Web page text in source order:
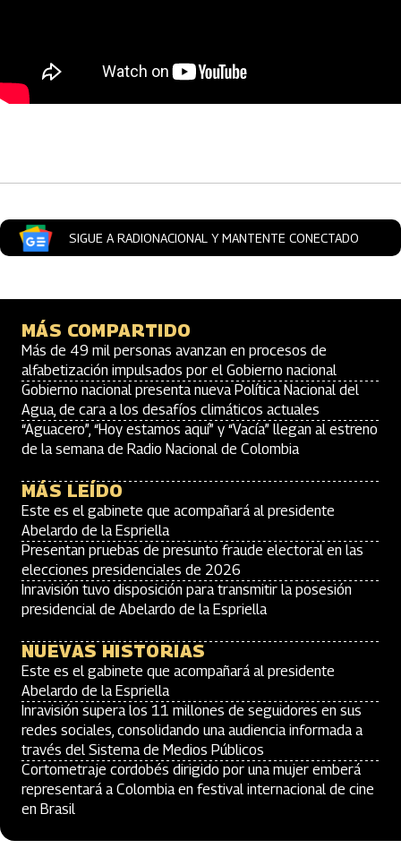
SIGUE A RADIONACIONAL Y MANTENTE CONECTADO
MÁS COMPARTIDO
Más de 49 mil personas avanzan en procesos de
alfabetización impulsados por el Gobierno nacional
Gobierno nacional presenta nueva Política Nacional del
Agua, de cara a los desafíos climáticos actuales
“Aguacero”, “Hoy estamos aquí” y “Vacía” llegan al estreno
de la semana de Radio Nacional de Colombia
MÁS LEÍDO
Este es el gabinete que acompañará al presidente
Abelardo de la Espriella
Presentan pruebas de presunto fraude electoral en las
elecciones presidenciales de 2026
Inravisión tuvo disposición para transmitir la posesión
presidencial de Abelardo de la Espriella
NUEVAS HISTORIAS
Este es el gabinete que acompañará al presidente
Abelardo de la Espriella
Inravisión supera los 11 millones de seguidores en sus
redes sociales, consolidando una audiencia informada a
través del Sistema de Medios Públicos
Cortometraje cordobés dirigido por una mujer emberá
representará a Colombia en festival internacional de cine
en Brasil